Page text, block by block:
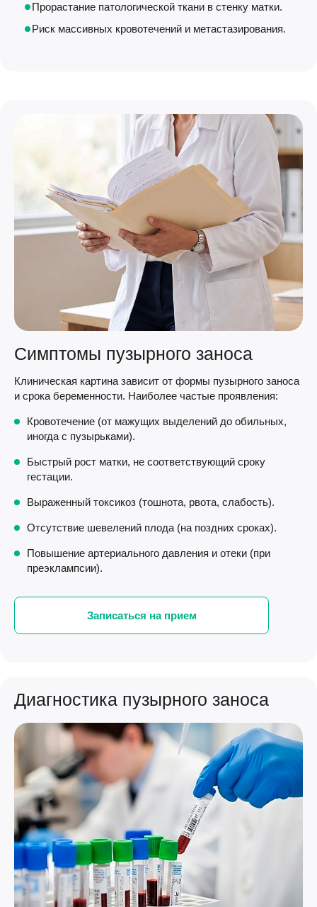
Прорастание патологической ткани в стенку матки.
Риск массивных кровотечений и метастазирования.
Симптомы пузырного заноса
Клиническая картина зависит от формы пузырного заноса
и срока беременности. Наиболее частые проявления:
Кровотечение (от мажущих выделений до обильных,
иногда с пузырьками).
Быстрый рост матки, не соответствующий сроку
гестации.
Выраженный токсикоз (тошнота, рвота, слабость).
Отсутствие шевелений плода (на поздних сроках).
Повышение артериального давления и отеки (при
преэклампсии).
Записаться на прием
Диагностика пузырного заноса